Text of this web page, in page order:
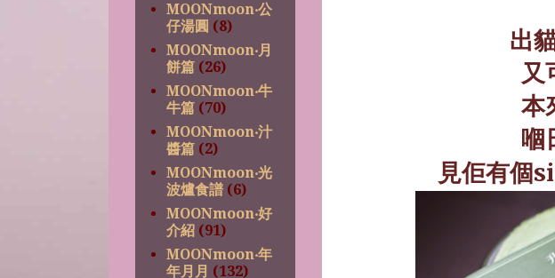
出
又
本
嗰
見佢有個
MOONmoon‧公
仔湯圓 (8)
MOONmoon‧月
餅篇 (26)
MOONmoon‧牛
牛篇 (70)
MOONmoon‧汁
醬篇 (2)
MOONmoon‧光
波爐食譜 (6)
MOONmoon‧好
介紹 (91)
MOONmoon‧年
年月月 (132)